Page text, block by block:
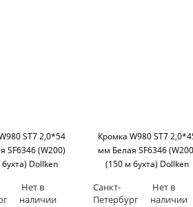
ST7 2,0*54
SF6346 (W200)
Dollken
Нет в
наличии
Кромка W980 ST7
мм Белая SF6346
(150 м бухта) Dollken
Санкт-
Петербург
Нет в
наличии